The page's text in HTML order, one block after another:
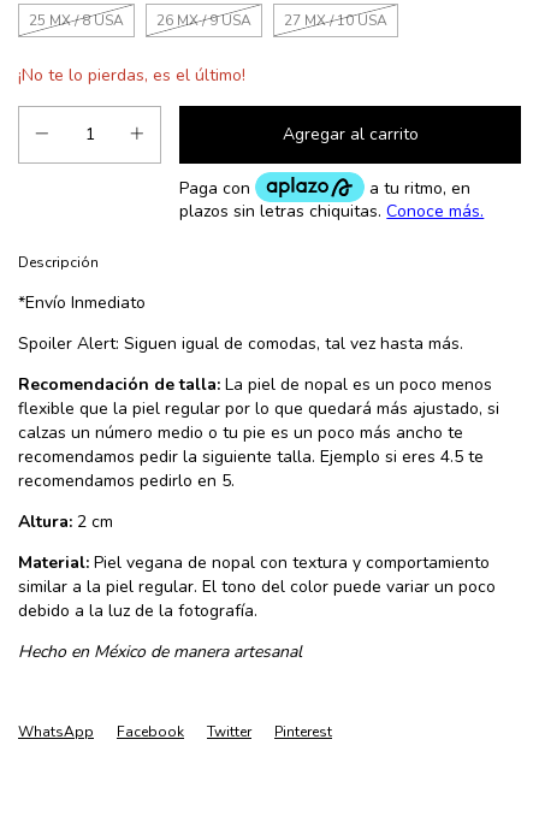
25 MX / 8 USA 26 MX / 9 USA 27 MX / 10 USA
¡No te lo pierdas, es el último!
Descripción
*Envío Inmediato
Spoiler Alert: Siguen igual de comodas, tal vez hasta más.
Recomendación de talla: La piel de nopal es un poco menos
flexible que la piel regular por lo que quedará más ajustado, si
calzas un número medio o tu pie es un poco más ancho te
recomendamos pedir la siguiente talla. Ejemplo si eres 4.5 te
recomendamos pedirlo en 5.
Altura: 2 cm
Material: Piel vegana de nopal con textura y comportamiento
similar a la piel regular. El tono del color puede variar un poco
debido a la luz de la fotografía.
Hecho en México de manera artesanal
WhatsApp Facebook Twitter Pinterest